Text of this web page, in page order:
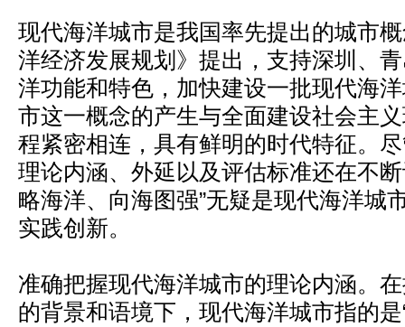
现代海洋城市是我国率先提出的城市概
洋经济发展规划》提出，支持深圳、
洋功能和特色，加快建设一批现代海
市这一概念的产生与全面建设社会主
程紧密相连，具有鲜明的时代特征。
理论内涵、外延以及评估标准还在不
略海洋、向海图强”无疑是现代海洋城
实践创新。
准确把握现代海洋城市的理论内涵。
的背景和语境下，现代海洋城市指的是